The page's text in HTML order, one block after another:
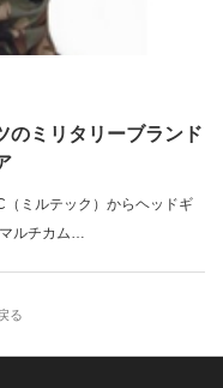
のミリタリーブランド
ミルテック）からヘッドギ
ルチカム…
る